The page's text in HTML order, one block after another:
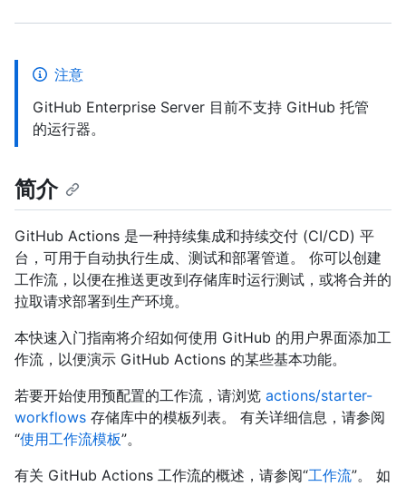
注意
GitHub Enterprise Server 目前不支持 GitHub 托管
的运行器。
简介
GitHub Actions 是一种持续集成和持续交付 (CI/CD) 平
台，可用于自动执行生成、测试和部署管道。 你可以创建
工作流，以便在推送更改到存储库时运行测试，或将合并的
拉取请求部署到生产环境。
本快速入门指南将介绍如何使用 GitHub 的用户界面添加工
作流，以便演示 GitHub Actions 的某些基本功能。
若要开始使用预配置的工作流，请浏览 actions/starter-
workflows 存储库中的模板列表。 有关详细信息，请参阅
“使用工作流模板”。
有关 GitHub Actions 工作流的概述，请参阅“工作流”。 如